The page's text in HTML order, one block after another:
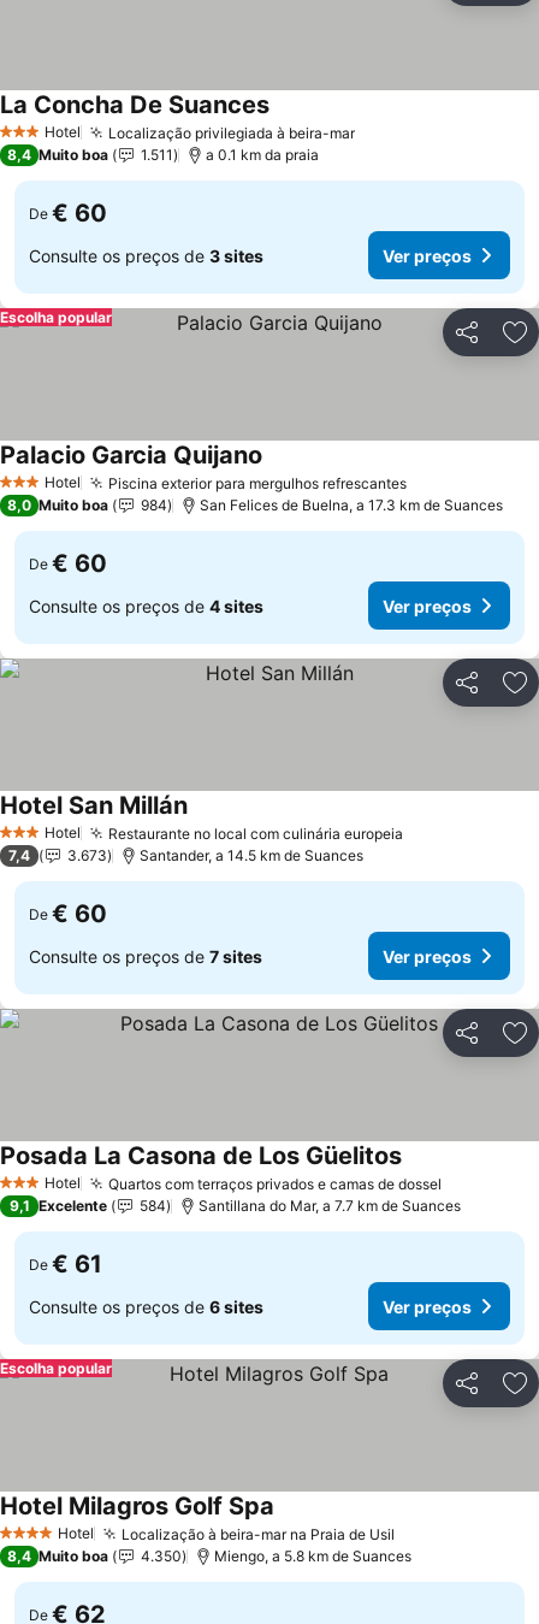
3 EstrelasHotel Localização privilegiada à beira-marVer preços
La Concha De SuancesVer preços
8,4 Muito boa 1.511 a 0.1 km da praia
De € 60
Consulte os preços de 3 sites Ver preços
Partilhar
Escolha popular
3 EstrelasHotel Piscina exterior para mergulhos refrescantesVer preços
Palacio Garcia Quijano
8,0 Muito boa 984 San Felices de Buelna, a 17.3 km de Suances
De € 60
Consulte os preços de 4 sites Ver preços
Partilhar
3 EstrelasHotel Restaurante no local com culinária europeia
Hotel San MillánVer preços
7,4 3.673 Santander, a 14.5 km de Suances
De € 60
Consulte os preços de 7 sites Ver preços
Partilhar
3 EstrelasHotel Quartos com terraços privados e camas de dossel
Posada La Casona de Los GüelitosVer preços
9,1 Excelente 584 Santillana do Mar, a 7.7 km de Suances
De € 61
Consulte os preços de 6 sites Ver preços
Partilhar
Escolha popular
4 EstrelasHotel Localização à beira-mar na Praia de Usil
Hotel Milagros Golf Spa
8,4 Muito boa 4.350 Miengo, a 5.8 km de Suances
De € 62